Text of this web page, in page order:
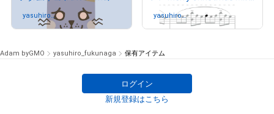
# 4859/10000
yasuhiro_f
ukunaga
さんが保有中
yasuhiro_f
ukunaga
さんが保有中
Adam byGMO yasuhiro_fukunaga 保有アイテム
ログイン
新規登録はこちら